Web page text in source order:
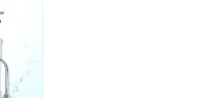
dụng các sợi Aqualen giúp xử lý các
lần so với hàm lượng Canxi và
liệu làm mềm thông thường. Vì vậy,
có khả năng hấp phụ kim loại nặng
cứng nào. Số lượng các hợp chất